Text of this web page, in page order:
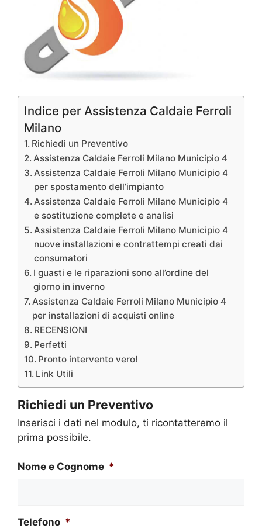
Indice per Assistenza Caldaie Ferroli
Milano
Richiedi un Preventivo
Assistenza Caldaie Ferroli Milano Municipio 4
Assistenza Caldaie Ferroli Milano Municipio 4
per spostamento dell’impianto
Assistenza Caldaie Ferroli Milano Municipio 4
e sostituzione complete e analisi
Assistenza Caldaie Ferroli Milano Municipio 4
nuove installazioni e contrattempi creati dai
consumatori
I guasti e le riparazioni sono all’ordine del
giorno in inverno
Assistenza Caldaie Ferroli Milano Municipio 4
per installazioni di acquisti online
RECENSIONI
Perfetti
Pronto intervento vero!
Link Utili
Richiedi un Preventivo
Inserisci i dati nel modulo, ti ricontatteremo il
prima possibile.
Nome e Cognome *
Telefono *